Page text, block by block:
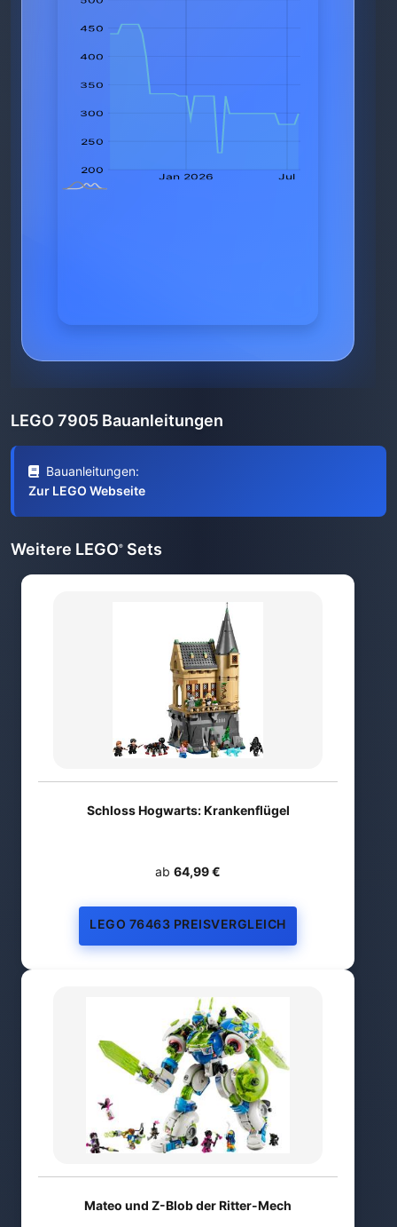
LEGO 7905 Bauanleitungen
Bauanleitungen:
Zur LEGO Webseite
Weitere LEGO® Sets
Schloss Hogwarts: Krankenflügel
ab 64,99 €
LEGO 76463 PREISVERGLEICH
Mateo und Z-Blob der Ritter-Mech